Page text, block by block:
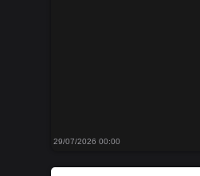
29/07/2026 00:00